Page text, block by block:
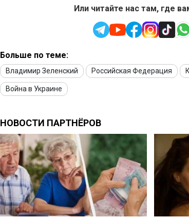
Или читайте нас там, где
Больше по теме:
Владимир Зеленский Российская Федерация
Война в Украине